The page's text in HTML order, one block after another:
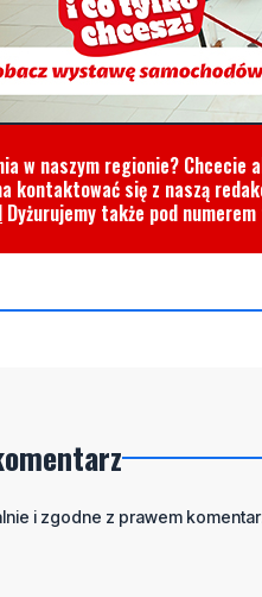
w naszym regionie? Chcecie
kontaktować się z naszą
Dyżurujemy także pod
i zgodne z prawem